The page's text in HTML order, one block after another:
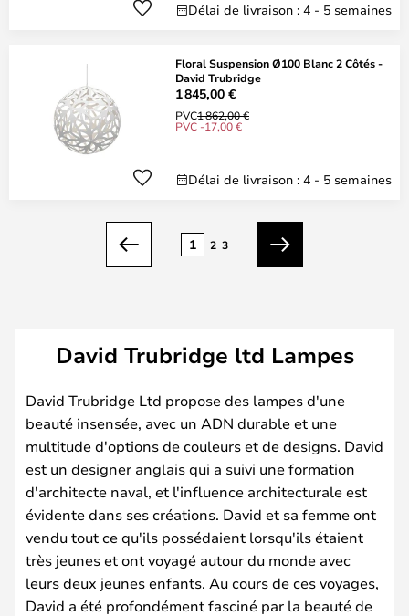
Délai de livraison : 4 - 5 semaines
Floral Suspension Ø100 Blanc 2 Côtés -
David Trubridge
1 845,00 €
PVC1 862,00 €
PVC -17,00 €
Délai de livraison : 4 - 5 semaines
Précédent
1 2 3
Suivant
David Trubridge ltd Lampes
David Trubridge Ltd propose des lampes d'une
beauté insensée, avec un ADN durable et une
multitude d'options de couleurs et de designs. David
est un designer anglais qui a suivi une formation
d'architecte naval, et l'influence architecturale est
évidente dans ses créations. David et sa femme ont
vendu tout ce qu'ils possédaient lorsqu'ils étaient
très jeunes et ont voyagé autour du monde avec
leurs deux jeunes enfants. Au cours de ces voyages,
David a été profondément fasciné par la beauté de